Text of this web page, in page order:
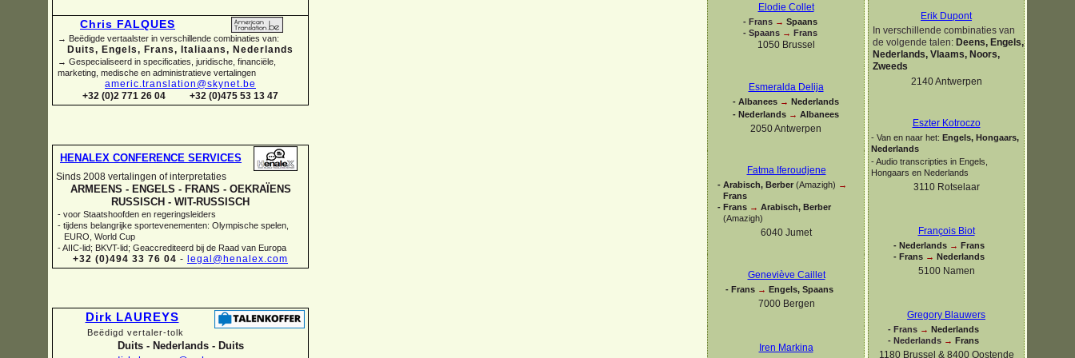
Chris FALQUES
→ Beëdigde vertaalster in verschillende combinaties van:
Duits, Engels, Frans, Italiaans, Nederlands
→ Gespecialiseerd in specificaties, juridische, financiële,
marketing, medische en administratieve vertalingen
americ.translation@skynet.be
+32 (0)2 771 26 04
+32 (0)475 53 13 47
HENALEX CONFERENCE SERVICES
Sinds 2008 vertalingen of interpretaties
ARMEENS -ENGELS -FRANS -OEKRAÏENS
RUSSISCH - WIT-RUSSISCH
- voor Staatshoofden en regeringsleiders
- tijdens belangrijke sportevenementen: Olympische spelen,
EURO, World Cup
-AIIC-lid; BKVT-lid; Geaccrediteerd bij de Raad van Europa
+32 (0)494 33 76 04 - legal@henalex.com
Dirk LAUREYS
Beëdigd vertaler-tolk
Duits -Nederlands -Duits
Elodie Collet
- Frans → Spaans
- Spaans → Frans
1050 Brussel
Esmeralda Delija
- Albanees → Nederlands
- Nederlands → Albanees
2050 Antwerpen
Fatma Iferoudjene
- Arabisch, Berber (Amazigh) →
Frans
- Frans → Arabisch, Berber
(Amazigh)
6040 Jumet
Geneviève Caillet
- Frans → Engels, Spaans
7000 Bergen
Iren Markina
Erik Dupont
In verschillende combinaties van
de volgende talen: Deens, Engels,
Nederlands, Vlaams, Noors,
Zweeds
2140 Antwerpen
Eszter Kotroczo
- Van en naar het: Engels, Hongaars,
Nederlands
-Audio transcripties in Engels,
Hongaars en Nederlands
3110 Rotselaar
François Biot
- Nederlands → Frans
- Frans → Nederlands
5100 Namen
Gregory Blauwers
- Frans → Nederlands
- Nederlands → Frans
1180 Brussel & 8400 Oostende